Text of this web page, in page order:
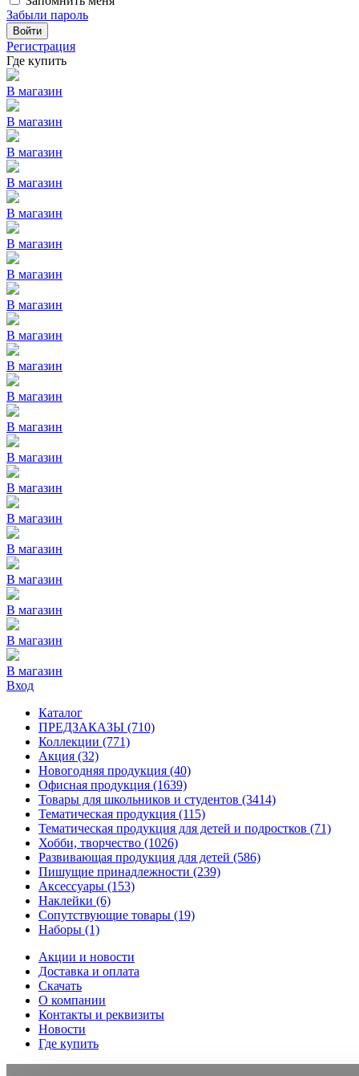
Забыли пароль
Войти
Регистрация
Где купить
В магазин
В магазин
В магазин
В магазин
В магазин
В магазин
В магазин
В магазин
В магазин
В магазин
В магазин
В магазин
В магазин
В магазин
В магазин
В магазин
В магазин
В магазин
В магазин
В магазин
Вход
Каталог
ПРЕДЗАКАЗЫ (710)
Коллекции (771)
Акция (32)
Новогодняя продукция (40)
Офисная продукция (1639)
Товары для школьников и студентов (3414)
Тематическая продукция (115)
Тематическая продукция для детей и подростков (71)
Хобби, творчество (1026)
Развивающая продукция для детей (586)
Пишущие принадлежности (239)
Аксессуары (153)
Наклейки (6)
Сопутствующие товары (19)
Наборы (1)
Акции и новости
Доставка и оплата
Скачать
О компании
Контакты и реквизиты
Новости
Где купить